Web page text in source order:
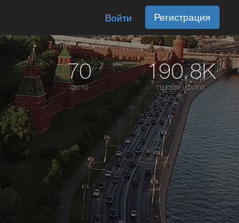
Войти Регистрация
70
фото
190.8K
просм. фото